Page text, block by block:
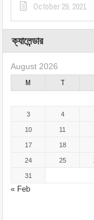
October 29, 2021
ক্যালেন্ডার
August 2026
M T
« Feb
3 4
10 11
17 18
24 25
31